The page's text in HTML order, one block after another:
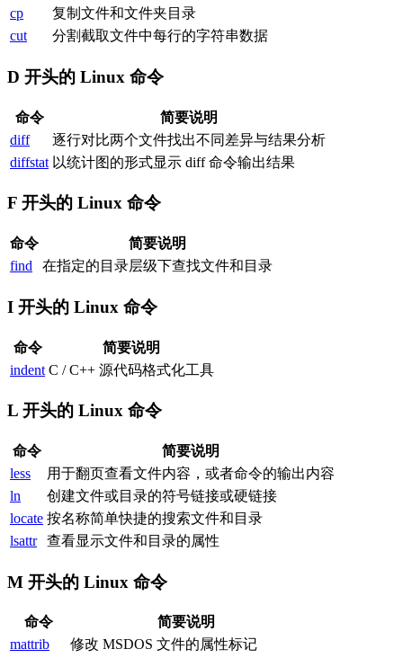
cp
复制文件和文件夹目录
cut
分割截取文件中每行的字符串数据
D 开头的 Linux 命令
命令
简要说明
diff
逐行对比两个文件找出不同差异与结果分析
diffstat 以统计图的形式显示 diff 命令输出结果
F 开头的 Linux 命令
命令
简要说明
find
在指定的目录层级下查找文件和目录
I 开头的 Linux 命令
命令
简要说明
indent C / C++ 源代码格式化工具
L 开头的 Linux 命令
命令
简要说明
less
用于翻页查看文件内容，或者命令的输出内容
ln
创建文件或目录的符号链接或硬链接
locate 按名称简单快捷的搜索文件和目录
lsattr
查看显示文件和目录的属性
M 开头的 Linux 命令
命令
简要说明
mattrib
修改 MSDOS 文件的属性标记